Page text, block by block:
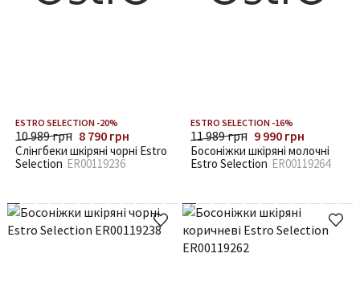
ESTRO SELECTION -20%
10 989 грн 8 790 грн
Слінгбеки шкіряні чорні Estro
Selection ER00119236
ESTRO SELECTION -16%
11 989 грн 9 990 грн
Босоніжки шкіряні молочні
Estro Selection ER00119264